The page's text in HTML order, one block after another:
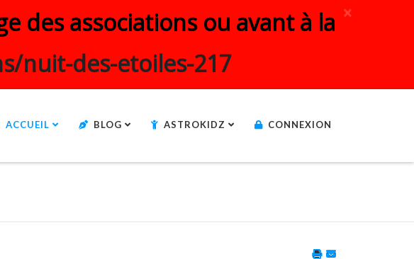
×
des associations ou avant à la
nuit-des-etoiles-217
ACCUEIL BLOG ASTROKIDZ CONNEXION